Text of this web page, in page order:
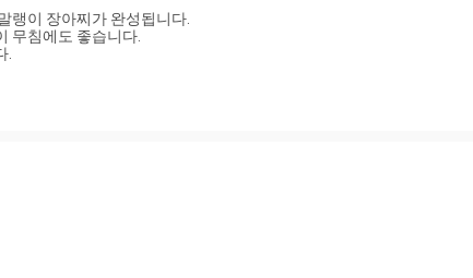
랭이 장아찌가 완성됩니다.
무침에도 좋습니다.
.